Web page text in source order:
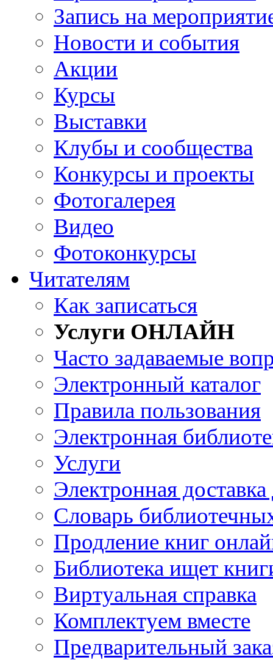
Запись на
Новости и события
Акции
Курсы
Выставки
Клубы и сообщества
Конкурсы и проекты
Фотогалерея
Видео
Фотоконкурсы
Читателям
Как записаться
Услуги ОНЛАЙН
Часто задаваемые
Электронный каталог
Правила пользования
Электронная
Услуги
Электронная
Словарь
Продление книг
Библиотека ищет
Виртуальная справка
Комплектуем вместе
Предварительный